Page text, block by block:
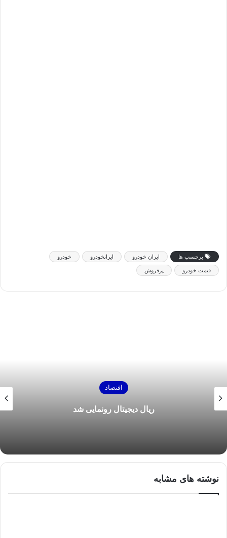
برچسب ها ایران خودرو ایرانخودرو خودرو
قیمت خودرو پرفروش
اقتصاد
ریال دیجیتال رونمایی شد
نوشته های مشابه